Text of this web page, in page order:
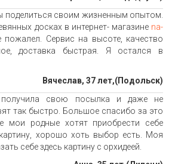
поделиться своим жизненным опытом.
досках в интернет- магазине na-
пожалел. Сервис на высоте, качество
доставка быстрая. Я остался в
Вячеслав, 37 лет,(Подольск)
получила свою посылка и даже не
так быстро. Большое спасибо за это
мои родные хотят приобрести себе
хорошо хоть выбор есть. Моя
себе здесь картину с орхидеей.